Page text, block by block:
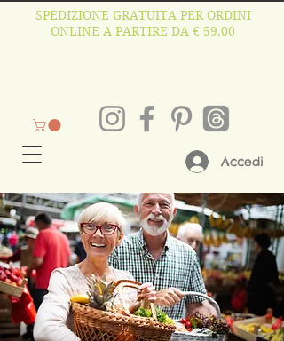
SPEDIZIONE GRATUITA PER ORDINI
ONLINE A PARTIRE DA € 59,00
Accedi